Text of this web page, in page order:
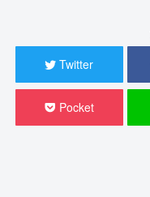
Twitter
Pocket